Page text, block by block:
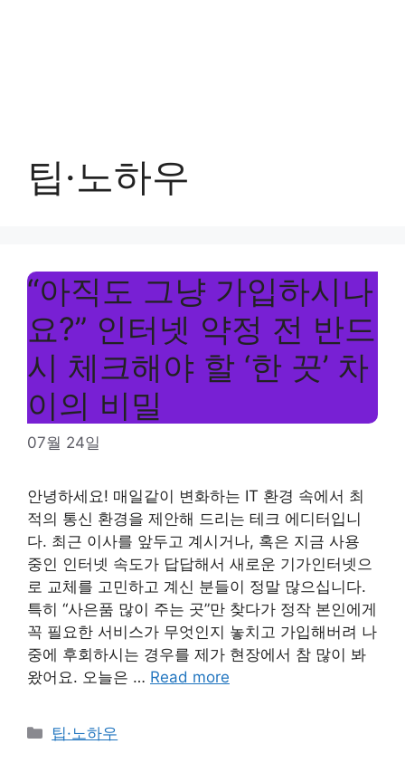
팁·노하우
“아직도 그냥 가입하시나
요?” 인터넷 약정 전 반드
시 체크해야 할 ‘한 끗’ 차
이의 비밀
07월 24일
안녕하세요! 매일같이 변화하는 IT 환경 속에서 최
적의 통신 환경을 제안해 드리는 테크 에디터입니
다. 최근 이사를 앞두고 계시거나, 혹은 지금 사용
중인 인터넷 속도가 답답해서 새로운 기가인터넷으
로 교체를 고민하고 계신 분들이 정말 많으십니다.
특히 “사은품 많이 주는 곳”만 찾다가 정작 본인에게
꼭 필요한 서비스가 무엇인지 놓치고 가입해버려 나
중에 후회하시는 경우를 제가 현장에서 참 많이 봐
왔어요. 오늘은 … Read more
Categories
팁·노하우